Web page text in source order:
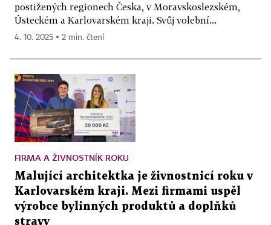
postižených regionech Česka, v Moravskoslezském,
Ústeckém a Karlovarském kraji. Svůj volební...
4. 10. 2025 ▪ 2 min. čtení
FIRMA A ŽIVNOSTNÍK ROKU
Malující architektka je živnostnicí roku v
Karlovarském kraji. Mezi firmami uspěl
výrobce bylinných produktů a doplňků
stravy